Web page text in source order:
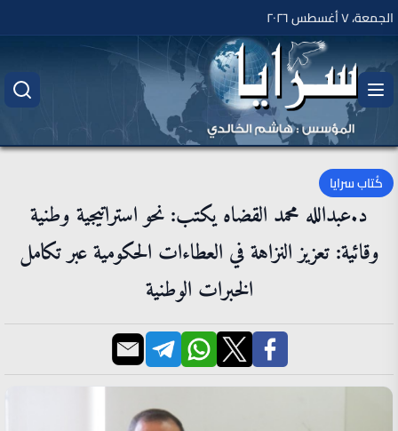
الجمعة، ٧ أغسطس ٢٠٢٦
كُتاب سرايا
د.عبدالله محمد القضاه يكتب: نحو استراتيجية وطنية
وقائية: تعزيز النزاهة في العطاءات الحكومية عبر تكامل
الخبرات الوطنية